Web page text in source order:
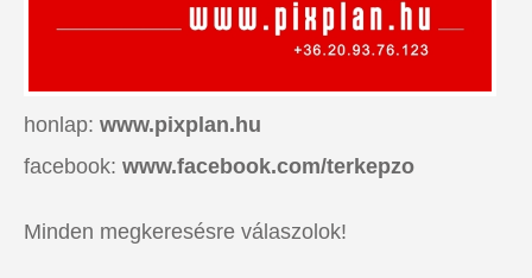
honlap: www.pixplan.hu
facebook: www.facebook.com/terkepzo
Minden megkeresésre válaszolok!